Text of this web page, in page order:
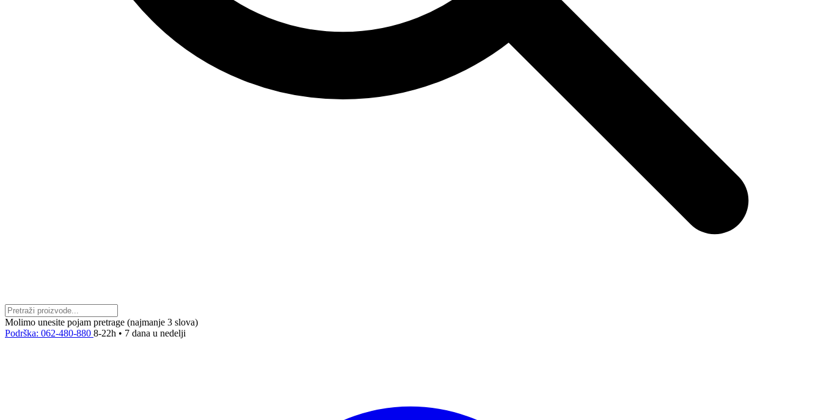
Molimo unesite pojam pretrage (najmanje 3 slova)
Podrška: 062-480-880 8-22h • 7 dana u nedelji